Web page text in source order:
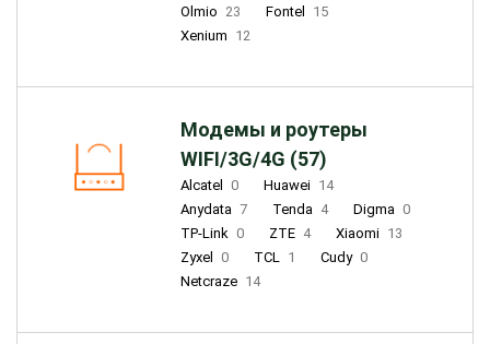
Olmio 23 Fontel
15
Xenium 12
Модемы и роутеры
WIFI/3G/4G (57)
Alcatel 0 Huawei 14
Anydata 7 Tenda 4 Digma 0
TP-Link 0 ZTE 4 Xiaomi 13
Zyxel
0 TCL 1 Cudy 0
Netcraze 14